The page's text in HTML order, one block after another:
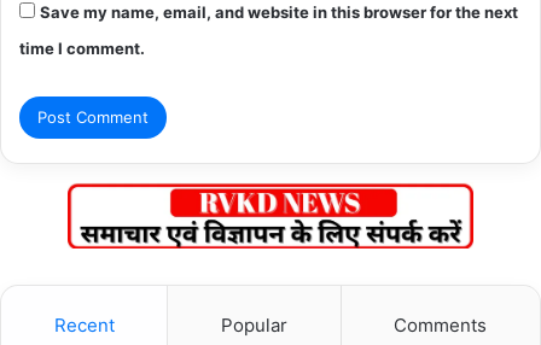
Save my name, email, and website in this browser for the next
time I comment.
Recent Popular Comments